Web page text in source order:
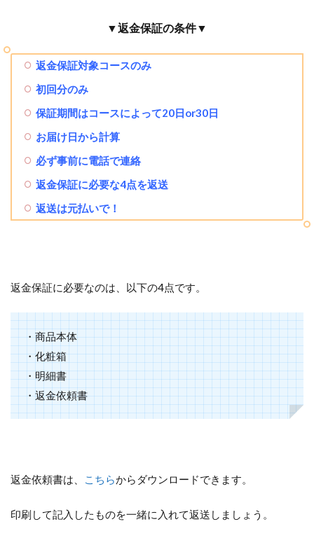
▼返金保証の条件▼
返金保証対象コースのみ
初回分のみ
保証期間はコースによって20日or30日
お届け日から計算
必ず事前に電話で連絡
返金保証に必要な4点を返送
返送は元払いで！
返金保証に必要なのは、以下の4点です。
・商品本体
・化粧箱
・明細書
・返金依頼書
返金依頼書は、 こちらからダウンロードできます。
印刷して記入したものを一緒に入れて返送しましょう。